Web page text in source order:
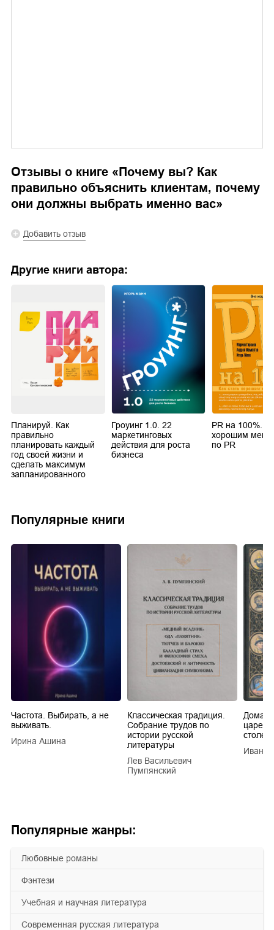
Популярные жанры:
любовные романы
фэнтези
учебная и научная литература
современная русская литература
Отзывы о книге « Почему вы? Как
правильно объяснить клиентам, почему
они должны выбрать именно вас»
Добавить отзыв
Другие книги автора:
Планируй. Как
правильно
планировать каждый
год своей жизни и
сделать максимум
запланированного
Гроуинг 1.0. 22
маркетинговых
действия для роста
бизнеса
PR на 100%.
хорошим
по PR
Популярные книги
Частота. Выбирать, а не
выживать.
Ирина Ашина
Классическая традиция.
Собрание трудов по
истории русской
литературы
Лев Васильевич
Пумпянский
царей
Иван